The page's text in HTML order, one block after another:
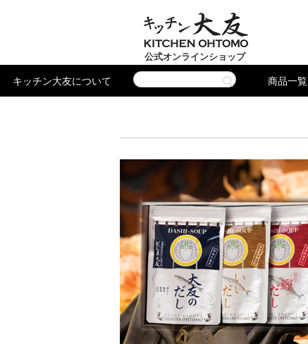
公式オンラインショップ
キッチン大友について 商品一覧